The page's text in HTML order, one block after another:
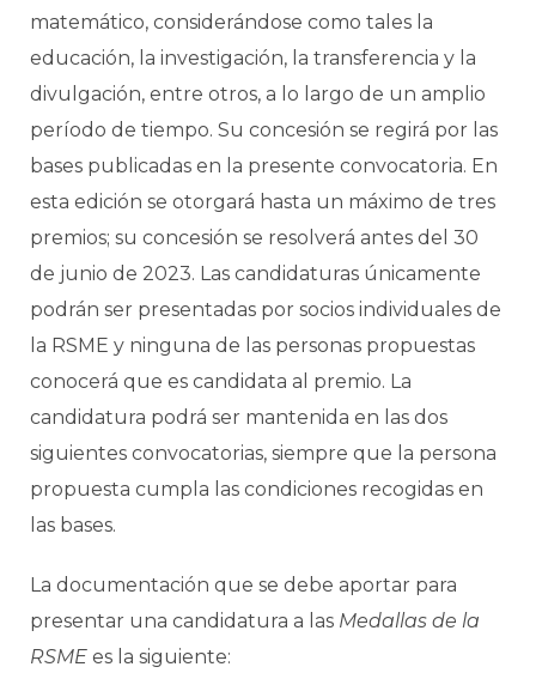
matemático, considerándose como tales la
educación, la investigación, la transferencia y la
divulgación, entre otros, a lo largo de un amplio
período de tiempo. Su concesión se regirá por las
bases publicadas en la presente convocatoria. En
esta edición se otorgará hasta un máximo de tres
premios; su concesión se resolverá antes del 30
de junio de 2023. Las candidaturas únicamente
podrán ser presentadas por socios individuales de
la RSME y ninguna de las personas propuestas
conocerá que es candidata al premio. La
candidatura podrá ser mantenida en las dos
siguientes convocatorias, siempre que la persona
propuesta cumpla las condiciones recogidas en
las bases.
La documentación que se debe aportar para
presentar una candidatura a las Medallas de la
RSME es la siguiente: